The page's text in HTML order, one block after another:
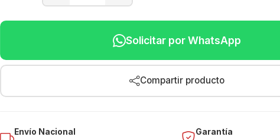
Solicitar por WhatsApp
Compartir producto
Envío Nacional Garantía